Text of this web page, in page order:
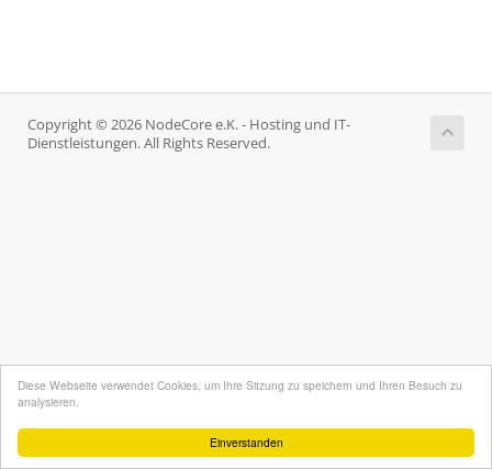
Einverstanden
Diese Webseite verwendet Cookies, um Ihre Sitzung zu speichern und Ihren Besuch zu
analysieren.
Copyright © 2026 NodeCore e.K. - Hosting und IT-
Dienstleistungen. All Rights Reserved.